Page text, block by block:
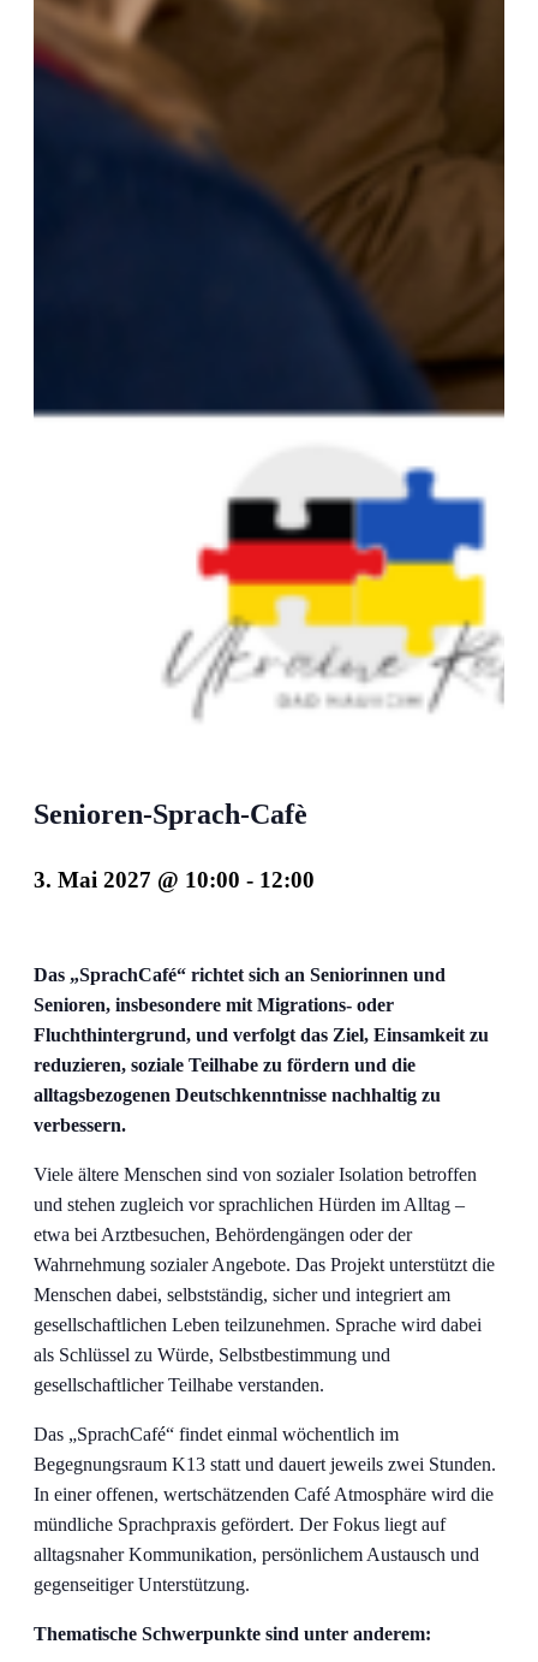
Senioren-Sprach-Cafè
3. Mai 2027 @ 10:00 - 12:00
Das „SprachCafé“ richtet sich an Seniorinnen und
Senioren, insbesondere mit Migrations- oder
Fluchthintergrund, und verfolgt das Ziel, Einsamkeit zu
reduzieren, soziale Teilhabe zu fördern und die
alltagsbezogenen Deutschkenntnisse nachhaltig zu
verbessern.
Viele ältere Menschen sind von sozialer Isolation betroffen
und stehen zugleich vor sprachlichen Hürden im Alltag –
etwa bei Arztbesuchen, Behördengängen oder der
Wahrnehmung sozialer Angebote. Das Projekt unterstützt die
Menschen dabei, selbstständig, sicher und integriert am
gesellschaftlichen Leben teilzunehmen. Sprache wird dabei
als Schlüssel zu Würde, Selbstbestimmung und
gesellschaftlicher Teilhabe verstanden.
Das „SprachCafé“ findet einmal wöchentlich im
Begegnungsraum K13 statt und dauert jeweils zwei Stunden.
In einer offenen, wertschätzenden Café Atmosphäre wird die
mündliche Sprachpraxis gefördert. Der Fokus liegt auf
alltagsnaher Kommunikation, persönlichem Austausch und
gegenseitiger Unterstützung.
Thematische Schwerpunkte sind unter anderem: